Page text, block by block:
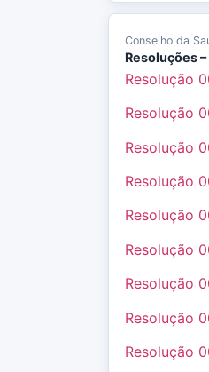
Conselho da
Resoluções
Resolução
Resolução
Resolução
Resolução
Resolução
Resolução
Resolução
Resolução
Resolução